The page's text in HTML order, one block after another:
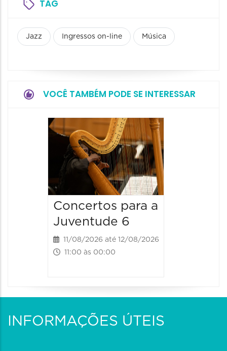
TAG
Jazz Ingressos on-line Música
VOCÊ TAMBÉM PODE SE INTERESSAR
Concertos para a
Juventude 6
11/08/2026 até 12/08/2026
11:00 às 00:00
INFORMAÇÕES ÚTEIS